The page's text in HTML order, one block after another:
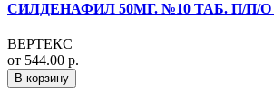
СИЛДЕНАФИЛ 50МГ. №10 ТАБ. П/П/
ВЕРТЕКС
от 544.00 р.
В корзину